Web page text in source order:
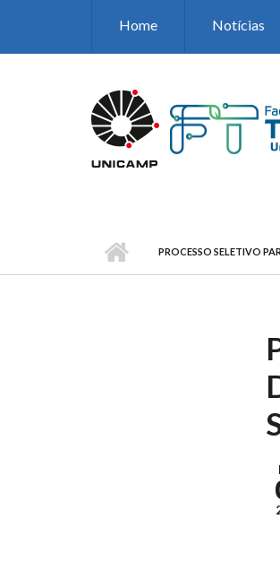
Home Notícias
PROCESSO SELETIVO